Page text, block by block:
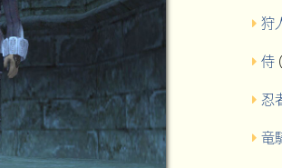
狩
侍
忍
竜